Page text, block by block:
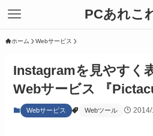
PCあれこ
ホーム Webサービス
Instagramを見やすく
Webサービス 『
Webサービス Webツール